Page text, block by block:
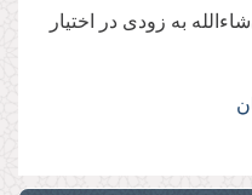
به زودی در اختيار